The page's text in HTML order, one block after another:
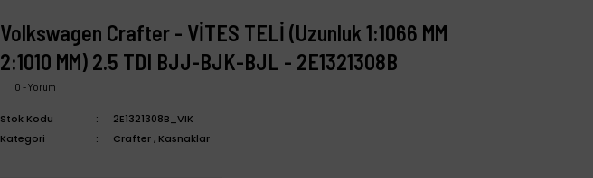
Volkswagen Crafter - VİTES TELİ (Uzunluk 1:1066 MM
2:1010 MM) 2.5 TDI BJJ-BJK-BJL - 2E1321308B
0 - Yorum
Stok Kodu
2E1321308B_VIK
Kategori
Crafter , Kasnaklar